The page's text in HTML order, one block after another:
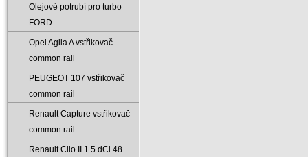
Olejové potrubí pro turbo
FORD
Opel Agila A vstřikovač
common rail
PEUGEOT 107 vstřikovač
common rail
Renault Capture vstřikovač
common rail
Renault Clio II 1.5 dCi 48